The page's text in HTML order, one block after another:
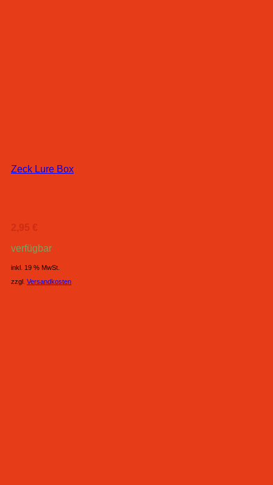
Zeck Lure Box
2,95 €
verfügbar
inkl. 19 % MwSt.
zzgl. Versandkosten